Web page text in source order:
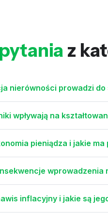
pytania z
nierówności prowadzi
wpływają na
pieniądza i jakie
inflacyjny i jakie są